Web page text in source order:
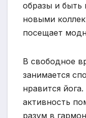
образы и быть
новыми
посещает
В свободное
занимается
нравится
активность
разум в